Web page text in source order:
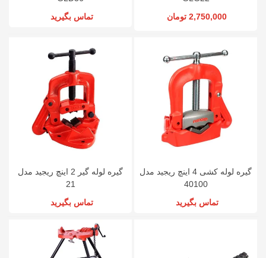
2,750,000 تومان
تماس بگیرید
گیره لوله کشی 4 اینچ ریجید مدل
40100
تماس بگیرید
گیره لوله گیر 2 اینچ ریجید مدل
21
تماس بگیرید